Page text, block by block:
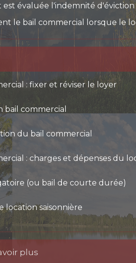
est évaluée l'indemnité
le bail commercial lorsque le
: fixer et réviser le loyer
bail commercial
du bail commercial
: charges et dépenses du
(ou bail de courte durée)
location saisonnière
plus